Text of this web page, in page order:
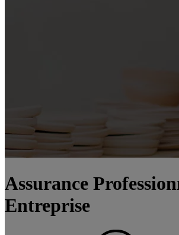
Assurance
Entreprise